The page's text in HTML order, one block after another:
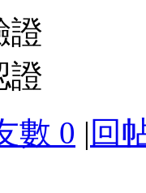
證
證
數 0 | 回